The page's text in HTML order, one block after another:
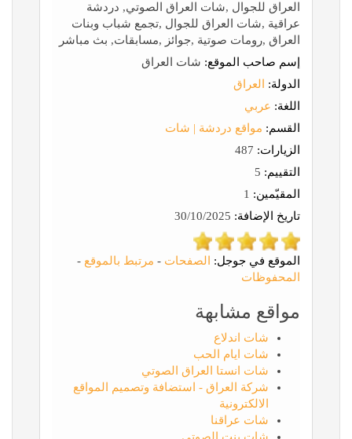
العراق للجوال ,شات العراق الصوتي, دردشة
عراقية ,شات العراق للجوال ,تجمع شباب وبنات
العراق ,رومات صوتية ,جوائز ,مسابقات, بث مباشر
إسم صاحب الموقع: شات العراق
الدولة:
العراق
اللغة: عربي
القسم: مواقع دردشة | شات
الزيارات:
التقييم:
المقيّمين:
تاريخ الإضافة:
الموقع في جوجل: الصفحات - مرتبط بالموقع -
المحفوظات
مواقع مشابهة
شات اندلاع
شات ايام الحب
شات انستا العراق الصوتي
شركة العراق - استضافة وتصميم المواقع
الالكترونية
شات عراقنا